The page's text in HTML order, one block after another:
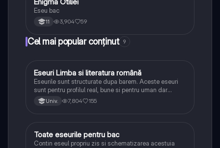
Eseu bac
11 3,904 59
Cel mai popular conținut 9
Limba și literatura română
Eseuri Limba si literatura română
Eseurile sunt structurate dupa barem. Aceste eseuri
sunt pentru profilul real, bune si pentru uman dar
lipsesc relatiile dintre personaje si caracrerizarile.
Univ. 7,804 155
Limba și literatura română
Toate eseurile pentru bac
Contin eseul propriu zis si schematizarea acestuia